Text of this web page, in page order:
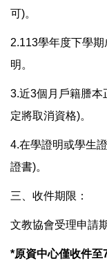
可)。
2.113學年度下學
明。
3.近3個月戶籍謄本
定將取消資格)。
4.在學證明或學生
證書)。
三、收件期限：
文教協會受理申請
*原資中心僅收件至